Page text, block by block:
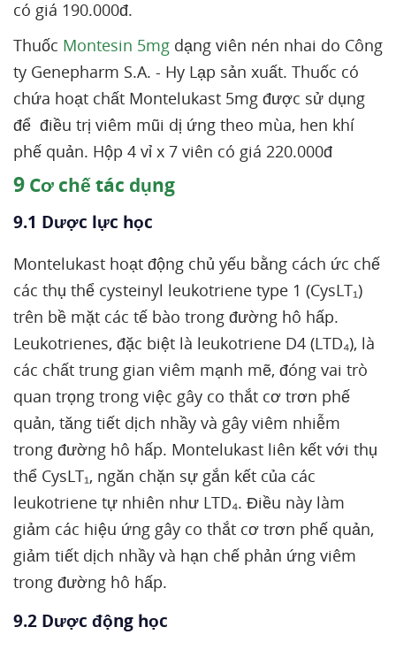
có giá 190.000đ.
Thuốc Montesin 5mg dạng viên nén nhai do Công
ty Genepharm S.A. - Hy Lạp sản xuất. Thuốc có
chứa hoạt chất Montelukast 5mg được sử dụng
để điều trị viêm mũi dị ứng theo mùa, hen khí
phế quản. Hộp 4 vỉ x 7 viên có giá 220.000đ
9 Cơ chế tác dụng
9.1 Dược lực học
Montelukast hoạt động chủ yếu bằng cách ức chế
các thụ thể cysteinyl leukotriene type 1 (CysLT₁)
trên bề mặt các tế bào trong đường hô hấp.
Leukotrienes, đặc biệt là leukotriene D4 (LTD₄), là
các chất trung gian viêm mạnh mẽ, đóng vai trò
quan trọng trong việc gây co thắt cơ trơn phế
quản, tăng tiết dịch nhầy và gây viêm nhiễm
trong đường hô hấp. Montelukast liên kết với thụ
thể CysLT₁, ngăn chặn sự gắn kết của các
leukotriene tự nhiên như LTD₄. Điều này làm
giảm các hiệu ứng gây co thắt cơ trơn phế quản,
giảm tiết dịch nhầy và hạn chế phản ứng viêm
trong đường hô hấp.
9.2 Dược động học